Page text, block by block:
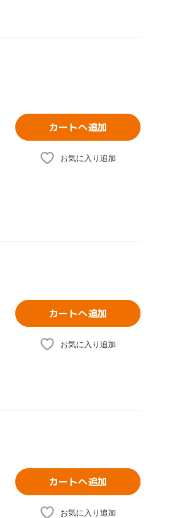
カートへ追加
お気に入り追加
カートへ追加
お気に入り追加
カートへ追加
お気に入り追加